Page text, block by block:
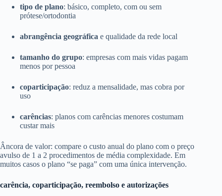
tipo de plano: básico, completo, com ou sem
prótese/ortodontia
abrangência geográfica e qualidade da rede local
tamanho do grupo: empresas com mais vidas pagam
menos por pessoa
coparticipação: reduz a mensalidade, mas cobra por
uso
carências: planos com carências menores costumam
custar mais
Âncora de valor: compare o custo anual do plano com o preço
avulso de 1 a 2 procedimentos de média complexidade. Em
muitos casos o plano “se paga” com uma única intervenção.
carência, coparticipação, reembolso e autorizações